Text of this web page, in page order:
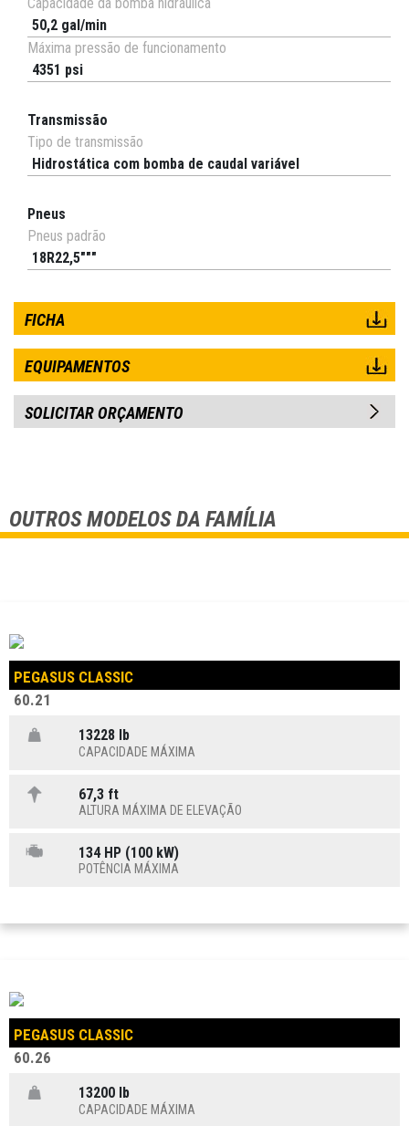
Capacidade da bomba hidráulica
50,2 gal/min
Máxima pressão de funcionamento
4351 psi
Transmissão
Tipo de transmissão
Hidrostática com bomba de caudal variável
Pneus
Pneus padrão
18R22,5"""
FICHA
EQUIPAMENTOS
SOLICITAR ORÇAMENTO
OUTROS MODELOS DA FAMÍLIA
PEGASUS CLASSIC
60.21
13228 lb
CAPACIDADE MÁXIMA
67,3 ft
ALTURA MÁXIMA DE ELEVAÇÃO
134 HP (100 kW)
POTÊNCIA MÁXIMA
PEGASUS CLASSIC
60.26
13200 lb
CAPACIDADE MÁXIMA